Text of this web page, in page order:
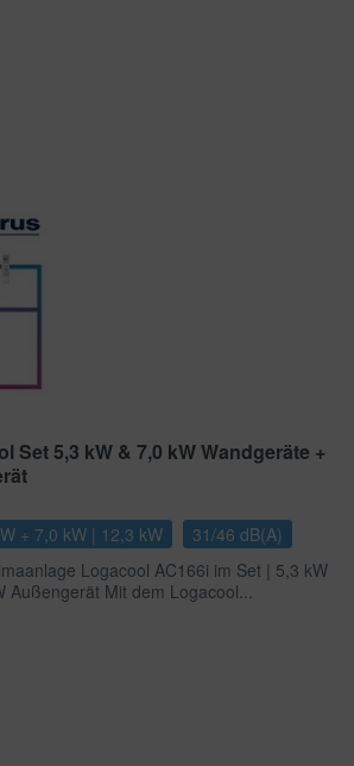
Set 5,3 kW & 7,0 kW Wandgeräte +
+ 7,0 kW | 12,3 kW
31/46 dB(A)
Logacool AC166i im Set | 5,3 kW
Außengerät Mit dem Logacool...